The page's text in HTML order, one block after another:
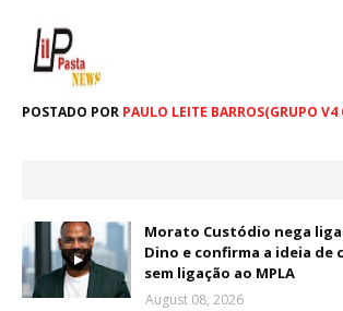
POSTADO POR PAULO LEITE BARROS(GRUPO
Morato Custódio nega
Dino e confirma a ideia de
sem ligação ao MPLA
August 08, 2026